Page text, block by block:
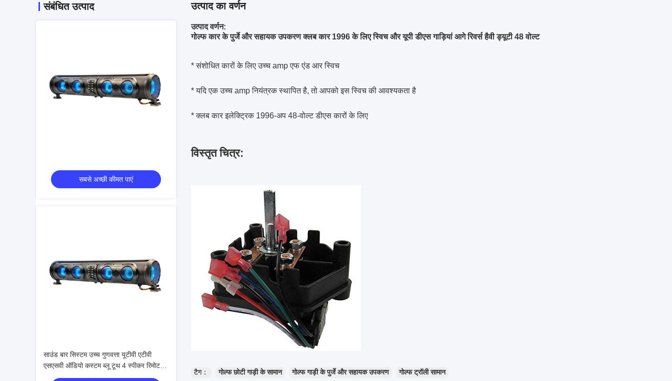
संबंधित उत्पाद
सबसे अच्छी कीमत पाएं
साउंड बार सिस्टम उच्च गुणवत्ता यूटीवी एटीवी
एसएसवी ऑडियो कस्टम ब्लू टूथ 4 स्पीकर रिमोट
कंट्रोल आईपी66 वाटरप्रूफ यूएसबी
उत्पाद का वर्णन
उत्पाद वर्णन:
गोल्फ कार के पुर्जे और सहायक उपकरण क्लब कार 1996 के लिए स्विच और यूपी डीएस गाड़ियां आगे रिवर्स हैवी ड्यूटी 48 वोल्ट
* संशोधित कारों के लिए उच्च amp एफ एंड आर स्विच
* यदि एक उच्च amp नियंत्रक स्थापित है, तो आपको इस स्विच की आवश्यकता है
* क्लब कार इलेक्ट्रिक 1996-अप 48-वोल्ट डीएस कारों के लिए
विस्तृत चित्र:
टैग： गोल्फ छोटी गाड़ी के सामान गोल्फ गाड़ी के पुर्जे और सहायक उपकरण गोल्फ ट्रॉली सामान